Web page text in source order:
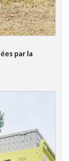
par la